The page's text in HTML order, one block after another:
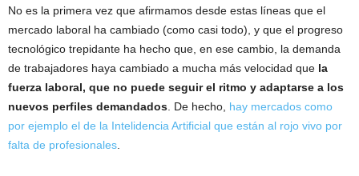
No es la primera vez que afirmamos desde estas líneas que el
mercado laboral ha cambiado (como casi todo), y que el progreso
tecnológico trepidante ha hecho que, en ese cambio, la demanda
de trabajadores haya cambiado a mucha más velocidad que la
fuerza laboral, que no puede seguir el ritmo y adaptarse a los
nuevos perfiles demandados . De hecho, hay mercados como
por ejemplo el de la Intelidencia Artificial que están al rojo vivo por
falta de profesionales